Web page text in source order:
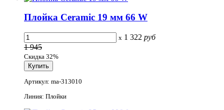
Плойка Ceramic 19 мм 66 W
x 1 322 руб
1 945
Скидка 32%
Артикул: ma-313010
Линия: Плойки